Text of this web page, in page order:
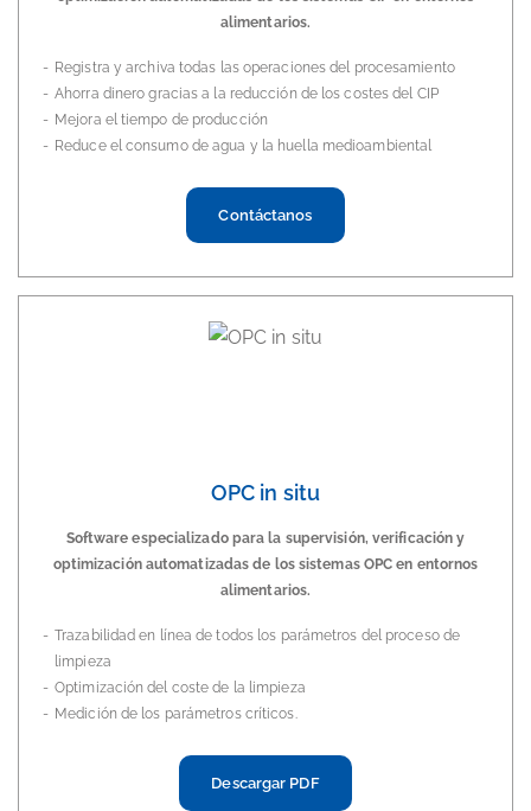
alimentarios.
Registra y archiva todas las operaciones del procesamiento
Ahorra dinero gracias a la reducción de los costes del CIP
Mejora el tiempo de producción
Reduce el consumo de agua y la huella medioambiental
Contáctanos
OPC in situ
Software especializado para la supervisión, verificación y
optimización automatizadas de los sistemas OPC en entornos
alimentarios.
Trazabilidad en línea de todos los parámetros del proceso de
limpieza
Optimización del coste de la limpieza
Medición de los parámetros críticos.
Descargar PDF